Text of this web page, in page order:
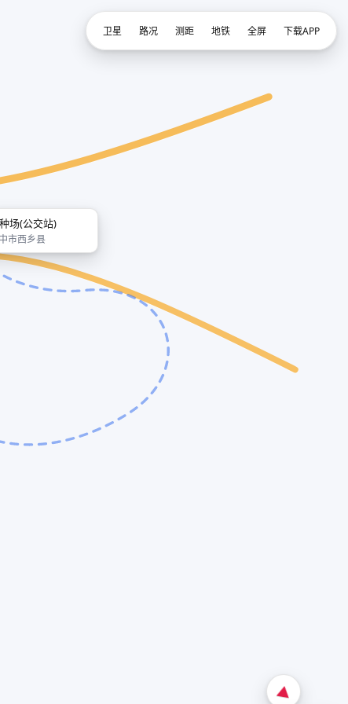
场(公交站)
市西乡县
卫星 路况 测距 地铁 全屏 下载APP